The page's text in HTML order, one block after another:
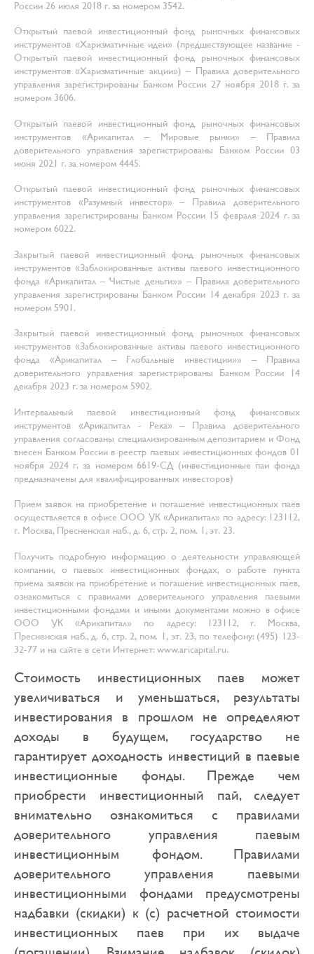
России 26 июля 2018 г. за номером 3542.
Открытый паевой инвестиционный фонд рыночных финансовых
инструментов «Харизматичные идеи» (предшествующее название -
Открытый паевой инвестиционный фонд рыночных финансовых
инструментов «Харизматичные акции») – Правила доверительного
управления зарегистрированы Банком России 27 ноября 2018 г. за
номером 3606.
Открытый паевой инвестиционный фонд рыночных финансовых
инструментов «Арикапитал – Мировые рынки» – Правила
доверительного управления зарегистрированы Банком России 03
июня 2021 г. за номером 4445.
Открытый паевой инвестиционный фонд рыночных финансовых
инструментов «Разумный инвестор» – Правила доверительного
управления зарегистрированы Банком России 15 февраля 2024 г. за
номером 6022.
Закрытый паевой инвестиционный фонд рыночных финансовых
инструментов «Заблокированные активы паевого инвестиционного
фонда «Арикапитал – Чистые деньги»» – Правила доверительного
управления зарегистрированы Банком России 14 декабря 2023 г. за
номером 5901.
Закрытый паевой инвестиционный фонд рыночных финансовых
инструментов «Заблокированные активы паевого инвестиционного
фонда «Арикапитал – Глобальные инвестиции»» – Правила
доверительного управления зарегистрированы Банком России 14
декабря 2023 г. за номером 5902.
Интервальный паевой инвестиционный фонд финансовых
инструментов «Арикапитал - Река» – Правила доверительного
управления согласованы специализированным депозитарием и Фонд
внесен Банком России в реестр паевых инвестиционных фондов 01
ноября 2024 г. за номером 6619-СД (инвестиционные паи фонда
предназначены для квалифицированных инвесторов)
Прием заявок на приобретение и погашение инвестиционных паев
осуществляется в офисе ООО УК «Арикапитал» по адресу: 123112,
г. Москва, Пресненская наб., д. 6, стр. 2, пом. 1, эт. 23.
Получить подробную информацию о деятельности управляющей
компании, о паевых инвестиционных фондах, о работе пункта
приема заявок на приобретение и погашение инвестиционных паев,
ознакомиться с правилами доверительного управления паевыми
инвестиционными фондами и иными документами можно в офисе
ООО УК «Арикапитал» по адресу: 123112, г. Москва,
Пресненская наб., д. 6, стр. 2, пом. 1, эт. 23, по телефону: (495) 123-
32-77 и на сайте в сети Интернет: www.aricapital.ru.
Стоимость инвестиционных паев может
увеличиваться и уменьшаться, результаты
инвестирования в прошлом не определяют
доходы в будущем, государство не
гарантирует доходность инвестиций в паевые
инвестиционные фонды. Прежде чем
приобрести инвестиционный пай, следует
внимательно ознакомиться с правилами
доверительного управления паевым
инвестиционным фондом. Правилами
доверительного управления паевыми
инвестиционными фондами предусмотрены
надбавки (скидки) к (с) расчетной стоимости
инвестиционных паев при их выдаче